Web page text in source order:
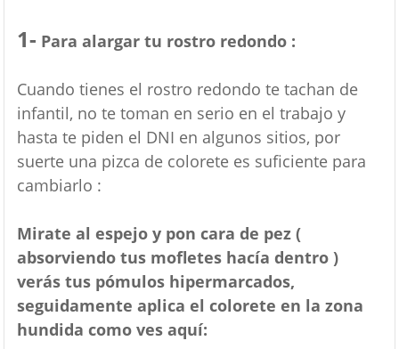
1- Para alargar tu rostro redondo :
Cuando tienes el rostro redondo te tachan de
infantil, no te toman en serio en el trabajo y
hasta te piden el DNI en algunos sitios, por
suerte una pizca de colorete es suficiente para
cambiarlo :
Mirate al espejo y pon cara de pez (
absorviendo tus mofletes hacía dentro )
verás tus pómulos hipermarcados,
seguidamente aplica el colorete en la zona
hundida como ves aquí: